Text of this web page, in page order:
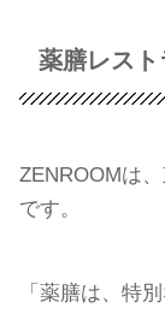
薬膳レスト
ZENROOMは
です。
「薬膳は、特